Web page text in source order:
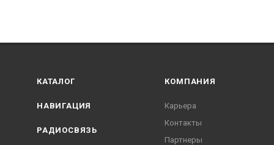
КАТАЛОГ
НАВИГАЦИЯ
РАДИОСВЯЗЬ
КОМПАНИЯ
Карьера
Контакты
Партнеры